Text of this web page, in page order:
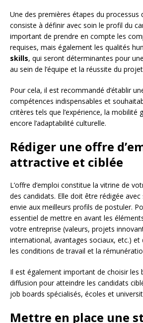
Une des premières étapes du processus
consiste à définir avec soin le profil du
important de prendre en compte les
requises, mais également les qualités
skills, qui seront déterminantes pour
au sein de l’équipe et la réussite du
Pour cela, il est recommandé d’établir
compétences indispensables et
critères tels que l’expérience, la mobilité
encore l’adaptabilité culturelle.
Rédiger une offre
attractive et ciblée
L’offre d’emploi constitue la vitrine de
des candidats. Elle doit être rédigée
envie aux meilleurs profils de postuler.
essentiel de mettre en avant les
votre entreprise (valeurs, projets
international, avantages sociaux, etc.) et
les conditions de travail et la
Il est également important de choisir les
diffusion pour atteindre les candidats
job boards spécialisés, écoles et
Mettre en place une